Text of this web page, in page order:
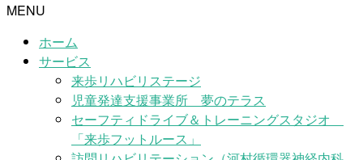
MENU
ホーム
サービス
来歩リハビリステージ
児童発達支援事業所 夢のテラス
セーフティドライブ＆トレーニングスタジオ
「来歩フットルース」